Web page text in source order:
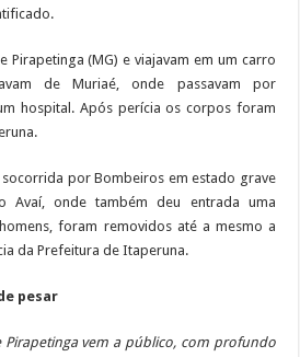
Pirapetinga (MG) e viajavam em um carro
de Muriaé, onde passavam por
hospital. Após perícia os corpos foram
socorrida por Bombeiros em estado grave
Avaí, onde também deu entrada uma
foram removidos até a mesmo a
da Prefeitura de Itaperuna.
pesar
Pirapetinga vem a público, com profundo